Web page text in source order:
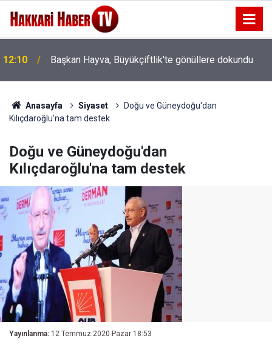
12:10 Başkan Hayva, Büyükçiftlik'te gönüllere dokundu
11:47 Van'da Tüp Bebek tedavisinde başarı oranı artıyor
Anasayfa Siyaset
Doğu ve Güneydoğu'dan
Kılıçdaroğlu'na tam destek
Doğu ve Güneydoğu'dan
Kılıçdaroğlu'na tam destek
Yayınlanma: 12 Temmuz 2020 Pazar 18:53